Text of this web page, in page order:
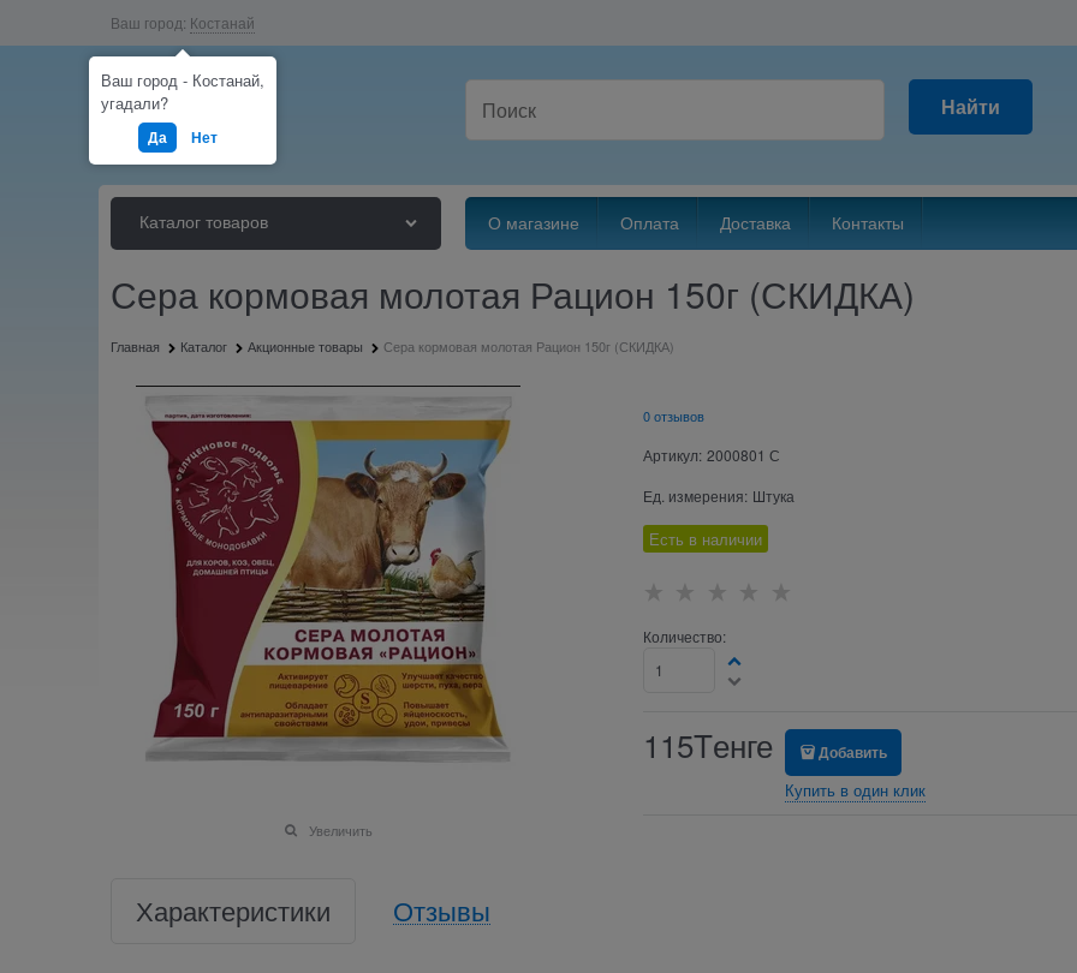
Ваш город: Костанай
Найти
Каталог товаров О магазине Оплата Доставка Контакты
Сера кормовая молотая Рацион 150г (СКИДКА)
Главная Каталог Акционные товары Сера кормовая молотая Рацион 150г (СКИДКА)
Увеличить
0 отзывов
Артикул: 2000801 С
Ед. измерения: Штука
Есть в наличии
Количество:
115Tенге Добавить
Купить в один клик
Характеристики Отзывы
Ваш город - Костанай,
угадали?
Да Нет